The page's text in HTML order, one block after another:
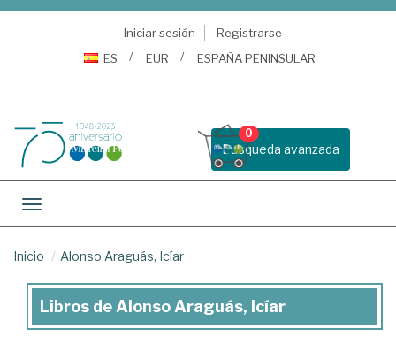
Iniciar sesión
Registrarse
ES
EUR ESPAÑA PENINSULAR
Busqueda avanzada
0
Toggle navigation
Inicio Alonso Araguás, Icíar
Libros
Libros de Alonso Araguás, Icíar